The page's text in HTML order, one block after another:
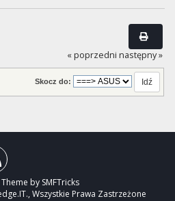
« poprzedni następny »
Skocz do:
by SMFTricks
Wszystkie Prawa Zastrzeżone